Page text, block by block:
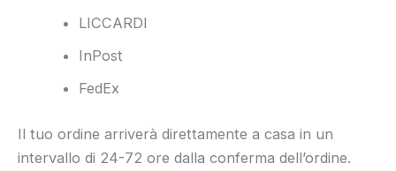
LICCARDI
InPost
FedEx
Il tuo ordine arriverà direttamente a casa in un
intervallo di 24-72 ore dalla conferma dell’ordine.